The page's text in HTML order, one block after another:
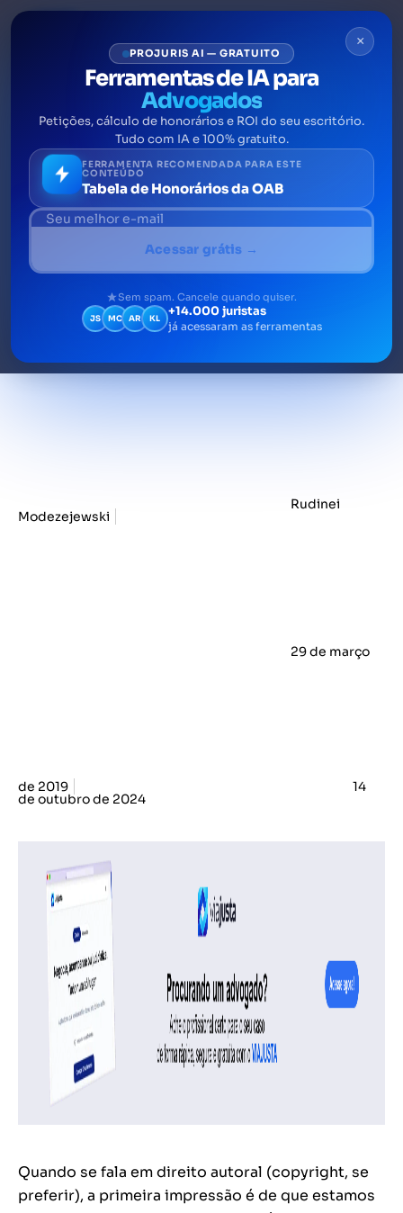
Mercado e oportunidades no
ramo de Direito Autoral:
saiba tudo
O direito autoral baseia-se na capacidade de
provar quem é o autor de determinado
produto. Essa prova pode ser obtida de
várias formas e, diferente das marcas e
Rudinei
Modezejewski
29 de março
de 2019 14
de outubro de 2024
Quando se fala em direito autoral (copyright, se
preferir), a primeira impressão é de que estamos
×
PROJURIS AI — GRATUITO
Ferramentas de IA para
Advogados
Petições, cálculo de honorários e ROI do seu escritório.
Tudo com IA e 100% gratuito.
FERRAMENTA RECOMENDADA PARA ESTE
CONTEÚDO
Tabela de Honorários da OAB
Acessar grátis →
Sem spam. Cancele quando quiser.
JS MC AR KL +14.000 juristas
já acessaram as ferramentas